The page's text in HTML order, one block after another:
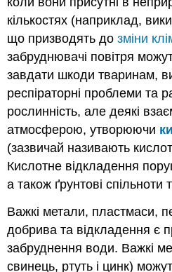
кількостях (наприклад,
що призводять дозміни
забруднювачі повітря
завдати шкоди тваринам,
респіраторні проблеми та
рослинність, але деякі
атмосферою, утворюючи
(зазвичай називають
Кислотне відкладення
а також ґрунтові спільноти
Важкі метали, пластмаси,
добрива та відкладення є
забруднення води. Важкі
свинець, ртуть і цинк)